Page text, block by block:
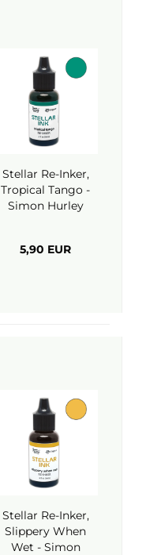
Stellar Re-Inker,
Tropical Tango -
Simon Hurley
5,90 EUR
Stellar Re-Inker,
Slippery When
Wet - Simon